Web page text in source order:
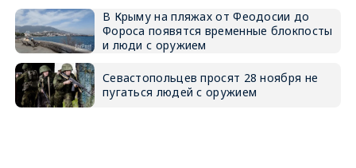
В Крыму на пляжах от Феодосии до
Фороса появятся временные блокпосты
и люди с оружием
Севастопольцев просят 28 ноября не
пугаться людей с оружием